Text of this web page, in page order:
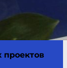
проектов